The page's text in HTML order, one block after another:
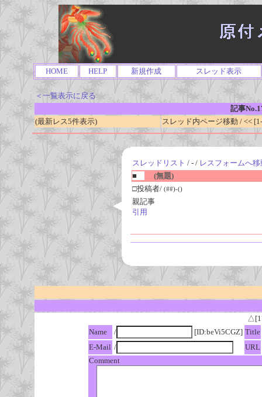
HOME HELP 新規作成 スレッド表示
＜一覧表示に戻る
記事
(最新レス5件表示)
スレッド内ページ移動 / <<
スレッドリスト / - / レスフォームへ移
■
(無題)
□投稿者/ (##)-()
親記事
引用
Name
/ [ID:beVi5CGZ] Title
E-Mail /
URL
Comment